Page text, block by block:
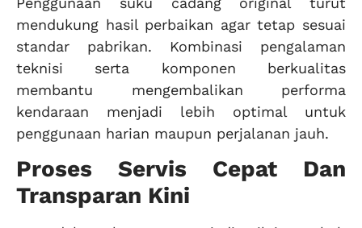
mendukung hasil perbaikan agar tetap sesuai
standar pabrikan. Kombinasi pengalaman
teknisi serta komponen berkualitas
membantu mengembalikan performa
kendaraan menjadi lebih optimal untuk
penggunaan harian maupun perjalanan jauh.
Proses Servis Cepat Dan
Transparan Kini